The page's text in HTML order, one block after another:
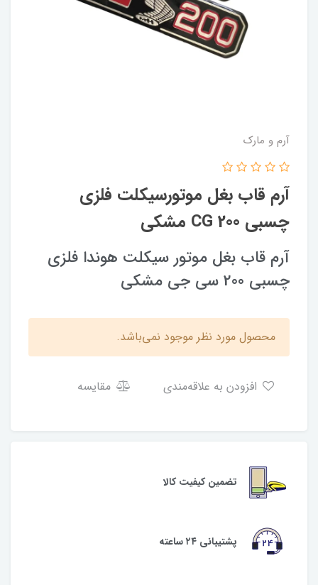
آرم و مارک
آرم قاب بغل موتورسیکلت فلزی
چسبی 200 CG مشکی
آرم قاب بغل موتور سیکلت هوندا فلزی
چسبی 200 سی جی مشکی
محصول مورد نظر موجود نمی‌باشد.
مقایسه
تضمین کیفیت کالا
پشتیبانی ۲۴ ساعته